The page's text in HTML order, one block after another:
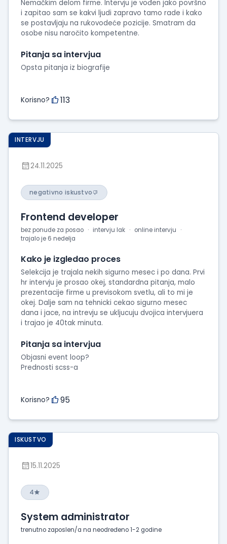
Nemačkim delom firme. Intervju je vođen jako površno
i zapitao sam se kakvi ljudi zapravo tamo rade i kako
se postavljaju na rukovodeće pozicije. Smatram da
osobe nisu naročito kompetentne.
Pitanja sa intervjua
Opsta pitanja iz biografije
Korisno? 113
INTERVJU
24.11.2025
negativno iskustvo
Frontend developer
bez ponude za posao intervju lak
online intervju
trajalo je 6 nedelja
Kako je izgledao proces
Selekcija je trajala nekih sigurno mesec i po dana. Prvi
hr intervju je prosao okej, standardna pitanja, malo
prezentacije firme u previsokom svetlu, ali to mi je
okej. Dalje sam na tehnicki cekao sigurno mesec
dana i jace, na intrevju se ukljucuju dvojica intervjuera
i trajao je 40tak minuta.
Pitanja sa intervjua
Objasni event loop?
Prednosti scss-a
Korisno? 95
ISKUSTVO
15.11.2025
4
System administrator
trenutno zaposlen/a na neodređeno 1-2 godine